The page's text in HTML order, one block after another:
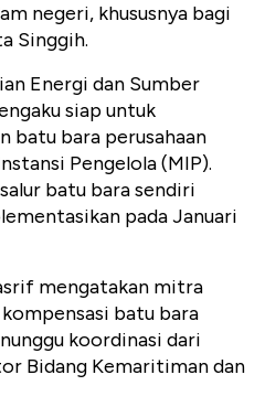
negeri, khususnya bagi
Singgih.
Energi dan Sumber
siap untuk
batu bara perusahaan
Pengelola (MIP).
batu bara sendiri
pada Januari
mengatakan mitra
batu bara
koordinasi dari
Bidang Kemaritiman dan